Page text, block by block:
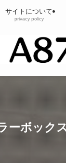
サイトについて
privacy policy
ーボック